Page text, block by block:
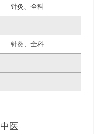
针灸、全科
针灸、全科
中医